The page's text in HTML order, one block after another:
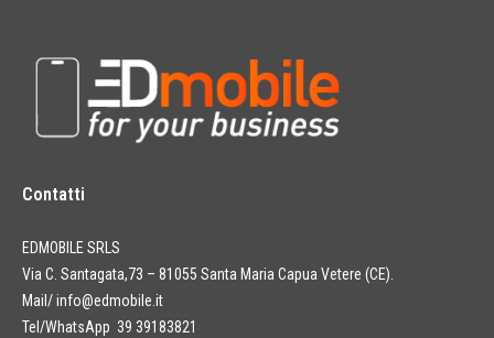
Contatti
EDMOBILE SRLS
Via C. Santagata,73 – 81055 Santa Maria Capua Vetere (CE).
Mail/info@edmobile.it
Tel/WhatsApp 39 39183821